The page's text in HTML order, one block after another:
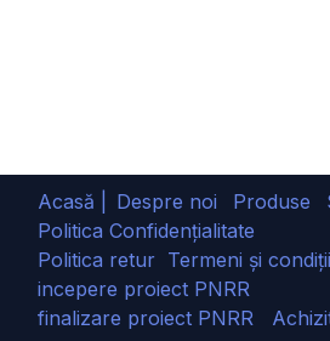
Acasă | Despre noi Produse
Politica Confidențialitate
Politica retur Termeni și condiții
incepere proiect PNRR
finalizare proiect PNRR